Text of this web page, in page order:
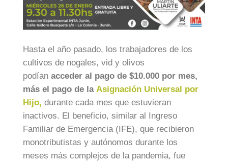
Hasta el año pasado, los trabajadores de los
cultivos de nogales, vid y olivos
podían acceder al pago de $10.000 por mes,
más el pago de la Asignación Universal por
Hijo, durante cada mes que estuvieran
inactivos. El beneficio, similar al Ingreso
Familiar de Emergencia (IFE), que recibieron
monotributistas y autónomos durante los
meses más complejos de la pandemia, fue